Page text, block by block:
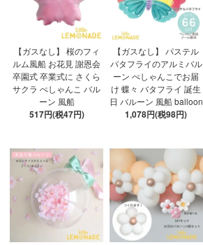
【ガスなし】 桜のフィ
ルム風船 お花見 謝恩会
卒園式 卒業式に さくら
サクラ ぺしゃんこ バル
ーン 風船
517円(税47円)
【ガスなし】 パステル
バタフライのアルミバル
ーン ぺしゃんこでお届
け 蝶々 バタフライ 誕生
日 バルーン 風船 balloon
1,078円(税98円)